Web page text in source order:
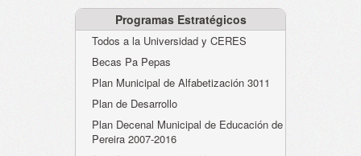
Programas Estratégicos
Todos a la Universidad y CERES
Becas Pa Pepas
Plan Municipal de Alfabetización 3011
Plan de Desarrollo
Plan Decenal Municipal de Educación de
Pereira 2007-2016